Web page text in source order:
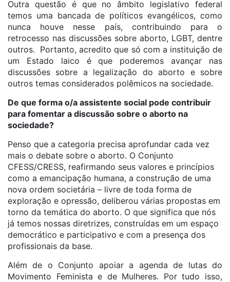
Outra questão é que no âmbito legislativo federal
temos uma bancada de políticos evangélicos, como
nunca houve nesse país, contribuindo para o
retrocesso nas discussões sobre aborto, LGBT, dentre
outros. Portanto, acredito que só com a instituição de
um Estado laico é que poderemos avançar nas
discussões sobre a legalização do aborto e sobre
outros temas considerados polêmicos na sociedade.
De que forma o/a assistente social pode contribuir
para fomentar a discussão sobre o aborto na
sociedade?
Penso que a categoria precisa aprofundar cada vez
mais o debate sobre o aborto. O Conjunto
CFESS/CRESS, reafirmando seus valores e princípios
como a emancipação humana, a construção de uma
nova ordem societária – livre de toda forma de
exploração e opressão, deliberou várias propostas em
torno da temática do aborto. O que significa que nós
já temos nossas diretrizes, construídas em um espaço
democrático e participativo e com a presença dos
profissionais da base.
Além de o Conjunto apoiar a agenda de lutas do
Movimento Feminista e de Mulheres. Por tudo isso,